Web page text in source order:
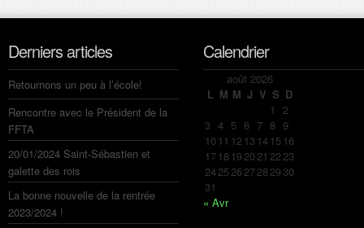
Derniers articles
Retournons un peu à l’école!
Rencontre avec le Président de la
FFTA
20/01/2024 Saint-Sébastien et
galette des rois
La bonne nouvelle de la rentrée
2023/2024 !
Calendrier
août 2026
L M M J V S D
1 2
3 4 5 6 7 8 9
10 11 12 13 14 15 16
17 18 192021 2223
24252627282930
31
« Avr